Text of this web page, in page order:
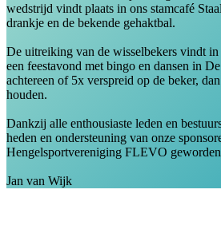
wedstrijd vindt plaats in ons stamcafé
drankje en de bekende gehaktbal.
De uitreiking van de wisselbekers vindt
een feestavond met bingo en dansen in
achtereen of 5x verspreid op de beker,
houden.
Dankzij alle enthousiaste leden en
heden en ondersteuning van onze
Hengelsportvereniging FLEVO
Jan van Wijk